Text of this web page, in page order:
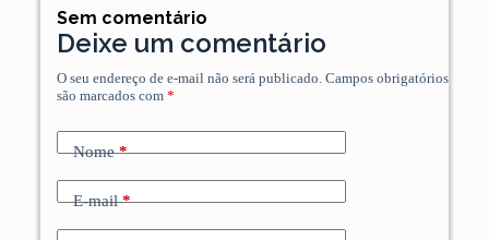
Sem comentário
Deixe um comentário
O seu endereço de e-mail não será publicado. Campos obrigatórios
são marcados com *
Nome*
E-mail*